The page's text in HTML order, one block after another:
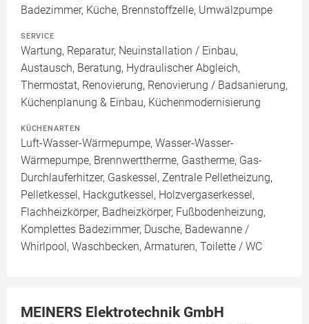
Badezimmer, Küche, Brennstoffzelle, Umwälzpumpe
SERVICE
Wartung, Reparatur, Neuinstallation / Einbau,
Austausch, Beratung, Hydraulischer Abgleich,
Thermostat, Renovierung, Renovierung / Badsanierung,
Küchenplanung & Einbau, Küchenmodernisierung
KÜCHENARTEN
Luft-Wasser-Wärmepumpe, Wasser-Wasser-
Wärmepumpe, Brennwerttherme, Gastherme, Gas-
Durchlauferhitzer, Gaskessel, Zentrale Pelletheizung,
Pelletkessel, Hackgutkessel, Holzvergaserkessel,
Flachheizkörper, Badheizkörper, Fußbodenheizung,
Komplettes Badezimmer, Dusche, Badewanne /
Whirlpool, Waschbecken, Armaturen, Toilette / WC
MEINERS Elektrotechnik GmbH